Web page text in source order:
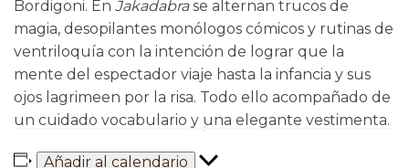
Bordigoni. En Jakadabrase alternan trucos de
magia, desopilantes monólogos cómicos y rutinas de
ventriloquía con la intención de lograr que la
mente del espectador viaje hasta la infancia y sus
ojos lagrimeen por la risa. Todo ello acompañado de
un cuidado vocabulario y una elegante vestimenta.
Añadir al calendario